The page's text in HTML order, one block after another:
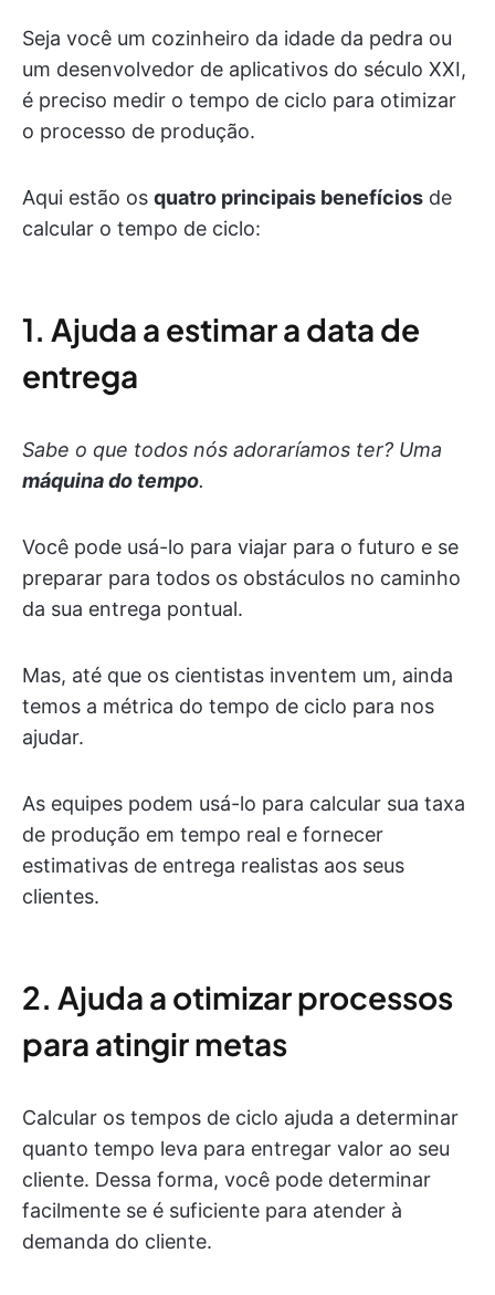
Seja você um cozinheiro da idade da pedra ou
um desenvolvedor de aplicativos do século XXI,
é preciso medir o tempo de ciclo para otimizar
o processo de produção.
Aqui estão os quatro principais benefícios de
calcular o tempo de ciclo:
1. Ajuda a estimar a data de
entrega
Sabe o que todos nós adoraríamos ter? Uma
máquina do tempo.
Você pode usá-lo para viajar para o futuro e se
preparar para todos os obstáculos no caminho
da sua entrega pontual.
Mas, até que os cientistas inventem um, ainda
temos a métrica do tempo de ciclo para nos
ajudar.
As equipes podem usá-lo para calcular sua taxa
de produção em tempo real e fornecer
estimativas de entrega realistas aos seus
clientes.
2. Ajuda a otimizar processos
para atingir metas
Calcular os tempos de ciclo ajuda a determinar
quanto tempo leva para entregar valor ao seu
cliente. Dessa forma, você pode determinar
facilmente se é suficiente para atender à
demanda do cliente.